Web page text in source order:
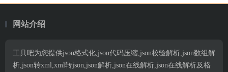
网站介绍
工具吧为您提供json格式化,json代码压缩,json校验解析,json数组解
析,json转xml,xml转json,json解析,json在线解析,json在线解析及格